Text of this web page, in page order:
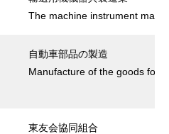
The machine instrument
自動車部品の製造
Manufacture of the goods for
東友会協同組合